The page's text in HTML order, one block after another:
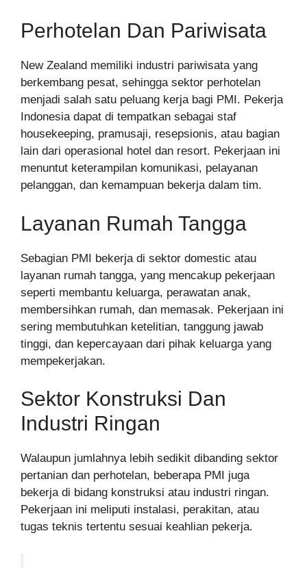
Perhotelan Dan Pariwisata
New Zealand memiliki industri pariwisata yang
berkembang pesat, sehingga sektor perhotelan
menjadi salah satu peluang kerja bagi PMI. Pekerja
Indonesia dapat di tempatkan sebagai staf
housekeeping, pramusaji, resepsionis, atau bagian
lain dari operasional hotel dan resort. Pekerjaan ini
menuntut keterampilan komunikasi, pelayanan
pelanggan, dan kemampuan bekerja dalam tim.
Layanan Rumah Tangga
Sebagian PMI bekerja di sektor domestic atau
layanan rumah tangga, yang mencakup pekerjaan
seperti membantu keluarga, perawatan anak,
membersihkan rumah, dan memasak. Pekerjaan ini
sering membutuhkan ketelitian, tanggung jawab
tinggi, dan kepercayaan dari pihak keluarga yang
mempekerjakan.
Sektor Konstruksi Dan
Industri Ringan
Walaupun jumlahnya lebih sedikit dibanding sektor
pertanian dan perhotelan, beberapa PMI juga
bekerja di bidang konstruksi atau industri ringan.
Pekerjaan ini meliputi instalasi, perakitan, atau
tugas teknis tertentu sesuai keahlian pekerja.